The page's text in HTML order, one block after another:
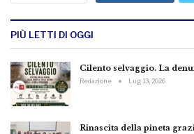
PIÙ LETTI DI OGGI
Cilento selvaggio. La
Redazione Lug 13, 2026
Rinascita della pineta